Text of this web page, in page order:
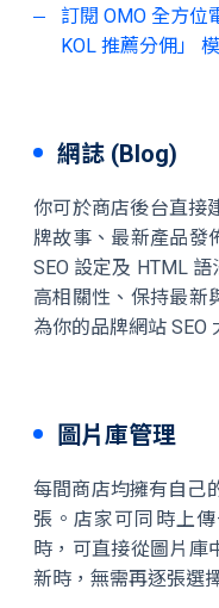
訂閱 OMO 全方位
KOL 推薦分佣」
網誌 (Blog)
你可於商店後台直接
牌故事、最新產品發
SEO 設定及 HTML
高相關性、保持最新
為你的品牌網站 SEO
圖片庫管理
每間商店均擁有自己
張。店家可同時上
時，可直接從圖片庫
新時，無需再逐張選